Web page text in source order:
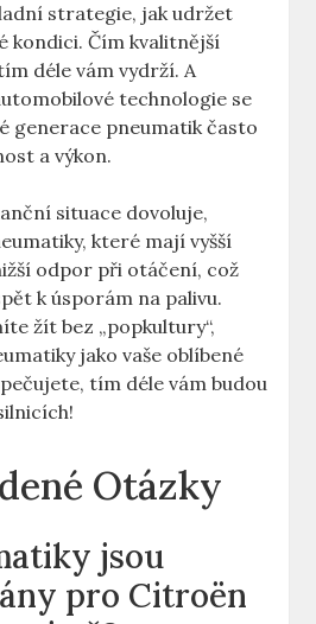
strategie, jak udržet
kondici. Čím kvalitnější
déle vám vydrží. A
technologie se
generace pneumatik často
a výkon.
situace dovoluje,
které mají vyšší
odpor při otáčení, což
k úsporám na palivu.
žít bez „popkultury“,
jako vaše oblíbené
tím déle vám budou
Otázky
jsou
pro Citroën